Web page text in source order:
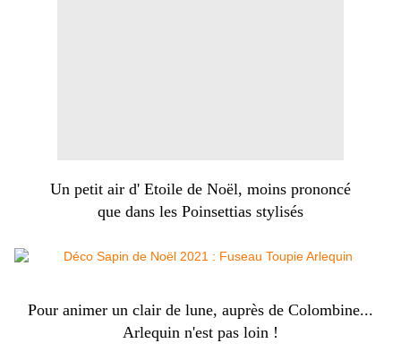
Un petit air d' Etoile de Noël, moins prononcé
que dans les Poinsettias stylisés
Pour animer un clair de lune, auprès de Colombine...
Arlequin n'est pas loin !